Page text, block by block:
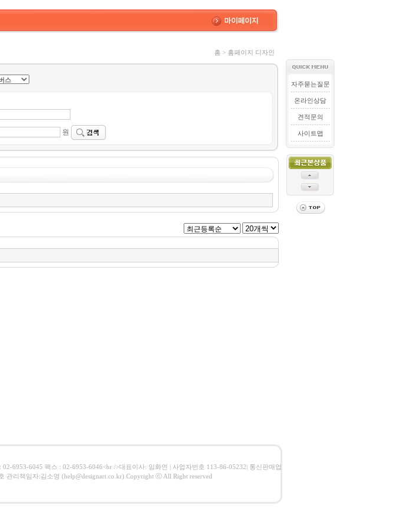
홈 > 홈페이지 디자인
원
자주묻는질문
온라인상담
견적문의
사이트맵
6953-6045 팩스 : 02-6953-6046<br />대표이사: 임화연 | 사업자번호 113-86-05232| 통신판매업
관리책임자:김소영 (help@designart.co.kr) Copyright ⓒ All Right reserved